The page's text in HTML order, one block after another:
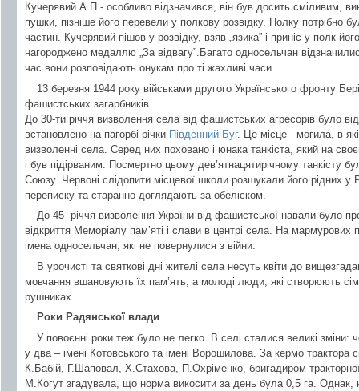
Кучерявий А.П.- особливо відзначився, він був досить сміливим,
пушки, пізніше його перевели у полкову розвідку. Полку потрібно
частин. Кучерявий пішов у розвідку, взяв „язика” і приніс у полк
нагороджено медаллю „За відвагу”.Багато односельчан
час вони розповідають онукам про ті жахливі часи.
13 березня 1944 року військами другого Українського фронту
фашистських загарбників.
До 30-ти річчя визволення села від фашистських агресорів було
встановлено на пагорбі річки Південний Буг. Це місце - могила, в
визволенні села. Серед них поховано і юнака танкіста, який на
і був підірваним. Посмертно цьому дев’ятнацятирічному танкісту
Союзу. Червоні слідопити місцевої школи розшукали його рідних у
переписку та старанно доглядають за обеліском.
До 45- річчя визволення України від фашистської навали було
відкриття Меморіалу пам’яті і слави в центрі села. На мармурових
імена односельчан, які не повернулися з війни.
В урочисті та святкові дні жителі села несуть квіти до
мовчання вшановують їх пам’ять, а молоді люди, які створюють
рушниках.
Роки Радянської влади
У повоєнні роки теж було не легко. В селі сталися великі зміни:
у два – імені Котовського та імені Ворошилова. За кермо трактора
К.Бабій, Г.Шаповал, Х.Стахова, П.Охріменко, бригадиром
М.Когут згадувала, що норма викосити за день була 0,5 га. Однак,